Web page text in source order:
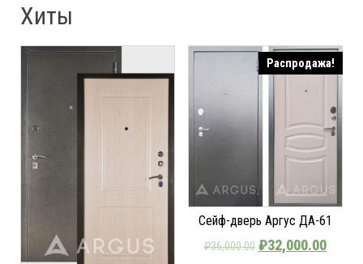
Хиты
Распродажа!
Сейф-дверь Аргус ДА-61
₽36,000.00 ₽32,000.00